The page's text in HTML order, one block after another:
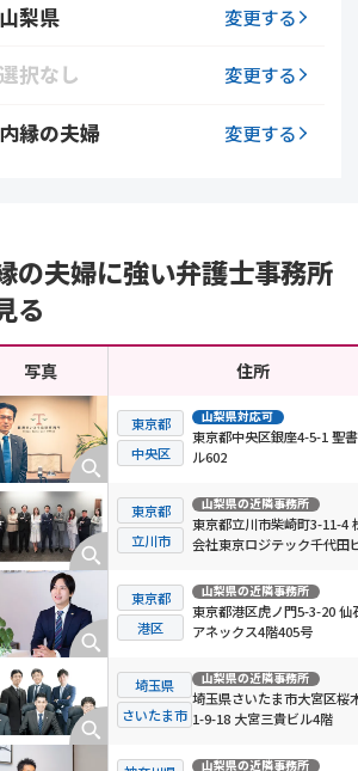
離婚の相談先
その他の男女問題
山梨県 変更する
選択なし 変更する
内縁の夫婦 変更する
の夫婦に強い弁護士事務所
る
写真 住所
東京都
中央区
山梨県対応可
東京都中央区銀座4-5-1 聖
ル602
東京都
立川市
山梨県の近隣事務所
東京都立川市柴崎町3-11-4
会社東京ロジテック千代田
東京都
港区
山梨県の近隣事務所
東京都港区虎ノ門5-3-20 仙
アネックス4階405号
埼玉県
さいたま市
山梨県の近隣事務所
埼玉県さいたま市大宮区桜
1-9-18 大宮三貴ビル4階
山梨県の近隣事務所